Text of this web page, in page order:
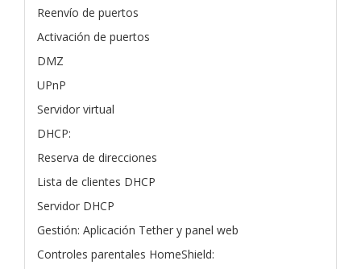
Reenvío de puertos
Activación de puertos
DMZ
UPnP
Servidor virtual
DHCP:
Reserva de direcciones
Lista de clientes DHCP
Servidor DHCP
Gestión: Aplicación Tether y panel web
Controles parentales HomeShield: